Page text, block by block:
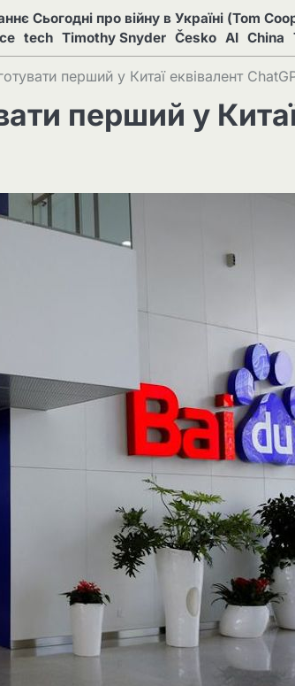
Сьогодні про війну в Україні (Tom
tech Timothy Snyder Česko AI China
перший у Китаї еквівалент
перший у